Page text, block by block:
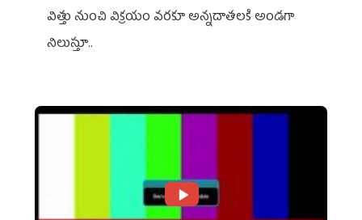
విత్తు నుంచి విక్రయం వరకూ అన్నదాతలకి అండగా
నిలుస్తూ..